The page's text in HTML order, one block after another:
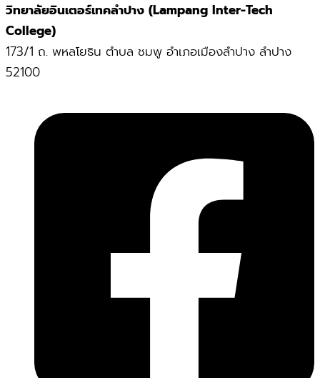
วิทยาลัยอินเตอร์เทคลำปาง (Lampang Inter-Tech
College)
173/1 ถ. พหลโยธิน ตำบล ชมพู อำเภอเมืองลำปาง ลำปาง
52100